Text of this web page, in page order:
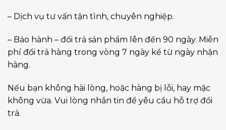
– Dịch vụ tư vấn tận tình, chuyên nghiệp.
– Bảo hành – đổi trả sản phẩm lên đến 90 ngày. Miễn
phí đổi trả hàng trong vòng 7 ngày kể từ ngày nhận
hàng.
Nếu bạn không hài lòng, hoặc hàng bị lỗi, hay mặc
không vừa. Vui lòng nhắn tin để yêu cầu hỗ trợ đổi
trả.